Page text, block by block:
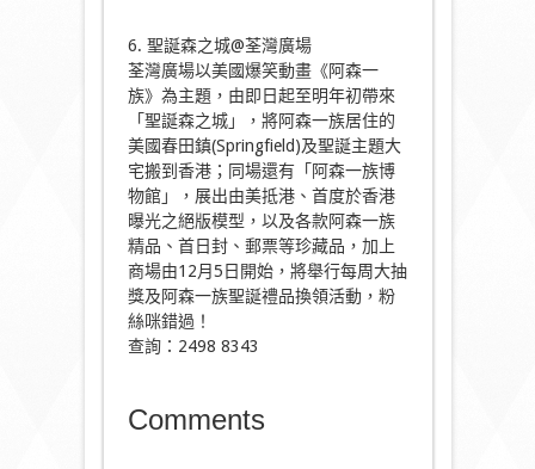
6. 聖誕森之城@荃灣廣場
荃灣廣場以美國爆笑動畫《阿森一
族》為主題，由即日起至明年初帶來
「聖誕森之城」，將阿森一族居住的
美國春田鎮(Springfield)及聖誕主題大
宅搬到香港；同場還有「阿森一族博
物館」，展出由美抵港、首度於香港
曝光之絕版模型，以及各款阿森一族
精品、首日封、郵票等珍藏品，加上
商場由12月5日開始，將舉行每周大抽
獎及阿森一族聖誕禮品換領活動，粉
絲咪錯過！
查詢：2498 8343
Comments